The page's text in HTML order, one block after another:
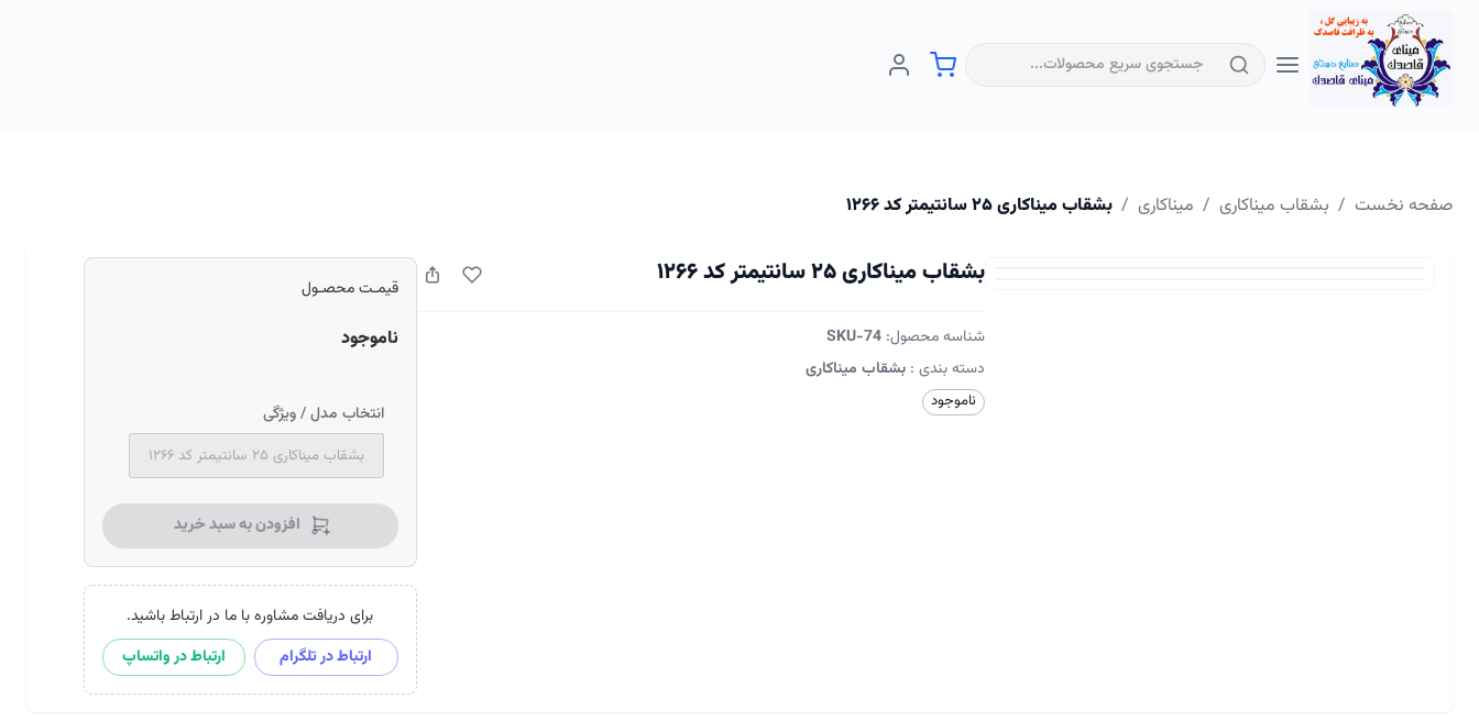
صفحه نخست / بشقاب میناکاری / میناکاری / بشقاب میناکاری ۲۵ سانتیمتر کد ۱۲۶۶
بشقاب میناکاری ۲۵ سانتیمتر کد ۱۲۶۶
شناسه محصول:SKU-74
دسته بندی :بشقاب میناکاری
ناموجود
قیمـت محصـول
ناموجود
انتخاب مدل / ویژگی
بشقاب میناکاری ۲۵ سانتیمتر کد ۱۲۶۶
افزودن به سبد خرید
برای دریافت مشاوره با ما در ارتباط باشید.
ارتباط در تلگرام
ارتباط در واتساپ